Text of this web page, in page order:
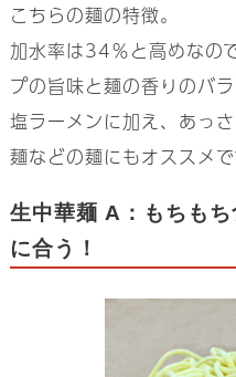
こちらの麺の特徴。
加水率は34％と高めなの
プの旨味と麺の香りのバ
塩ラーメンに加え、あっ
麺などの麺にもオススメで
生中華麺 A：もちも
に合う！